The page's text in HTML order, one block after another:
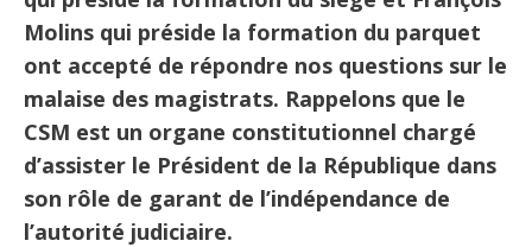
Molins qui préside la formation du parquet
ont accepté de répondre nos questions sur le
malaise des magistrats. Rappelons que le
CSM est un organe constitutionnel chargé
d’assister le Président de la République dans
son rôle de garant de l’indépendance de
l’autorité judiciaire.